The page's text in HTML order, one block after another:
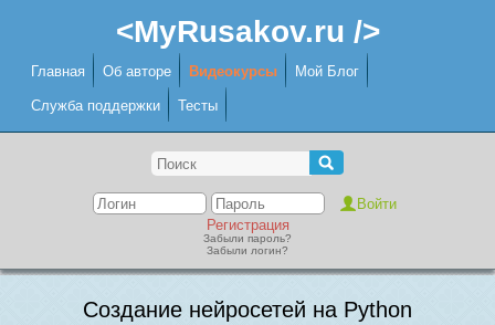
<MyRusakov.ru />
Главная Об авторе Видеокурсы Мой Блог
Служба поддержки Тесты
Регистрация
Забыли пароль?
Забыли логин?
Создание нейросетей на Python